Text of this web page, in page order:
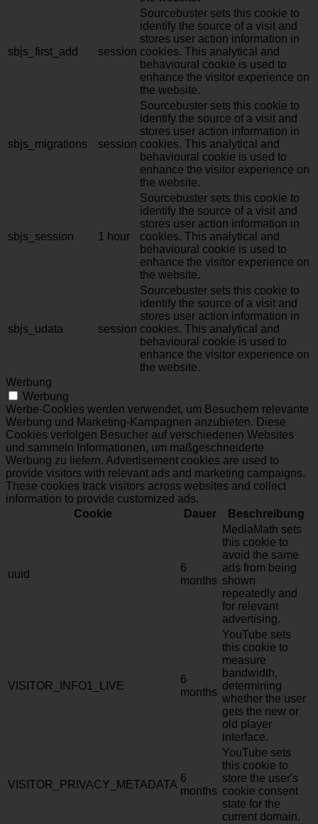
sbjs_first_add session
Sourcebuster sets this cookie to
identify the source of a visit and
stores user action information in
cookies. This analytical and
behavioural cookie is used to
enhance the visitor experience on
the website.
sbjs_migrations session
Sourcebuster sets this cookie to
identify the source of a visit and
stores user action information in
cookies. This analytical and
behavioural cookie is used to
enhance the visitor experience on
the website.
sbjs_session 1 hour
Sourcebuster sets this cookie to
identify the source of a visit and
stores user action information in
cookies. This analytical and
behavioural cookie is used to
enhance the visitor experience on
the website.
sbjs_udata session
Sourcebuster sets this cookie to
identify the source of a visit and
stores user action information in
cookies. This analytical and
behavioural cookie is used to
enhance the visitor experience on
the website.
Werbung
Werbung
Werbe-Cookies werden verwendet, um Besuchern relevante
Werbung und Marketing-Kampagnen anzubieten. Diese
Cookies verfolgen Besucher auf verschiedenen Websites
und sammeln Informationen, um maßgeschneiderte
Werbung zu liefern. Advertisement cookies are used to
provide visitors with relevant ads and marketing campaigns.
These cookies track visitors across websites and collect
information to provide customized ads.
Cookie
Dauer Beschreibung
uuid
6
months
MediaMath sets
this cookie to
avoid the same
ads from being
shown
repeatedly and
for relevant
advertising.
VISITOR_INFO1_LIVE
6
months
YouTube sets
this cookie to
measure
bandwidth,
determining
whether the user
gets the new or
old player
interface.
VISITOR_PRIVACY_METADATA
6
months
YouTube sets
this cookie to
store the user's
cookie consent
state for the
current domain.